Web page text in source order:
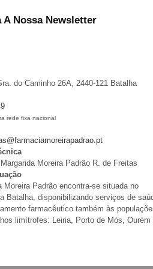
A Nossa Newsletter
do Caminho 26A, 2440-121 Batalha
rede fixa nacional
Moreira Padrão R. de Freitas
Moreira Padrão encontra-se situada no
Batalha, disponibilizando serviços de
farmacêutico também às
limítrofes: Leiria, Porto de Mós, Ourém